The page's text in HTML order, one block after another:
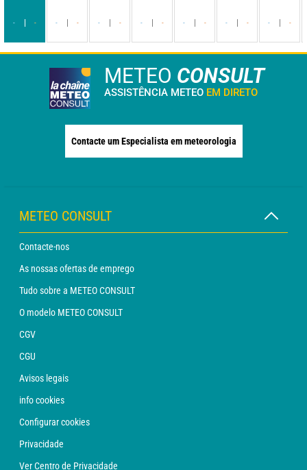
- - - - - - - - - - - - - -
METEO CONSULT
ASSISTÊNCIA METEO EM DIRETO
Contacte um Especialista em meteorologia
METEO CONSULT
Contacte-nos
As nossas ofertas de emprego
Tudo sobre a METEO CONSULT
O modelo METEO CONSULT
CGV
CGU
Avisos legais
info cookies
Configurar cookies
Privacidade
Ver Centro de Privacidade